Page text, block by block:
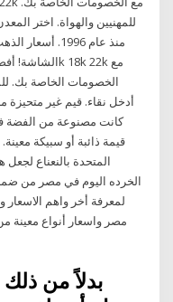
للمهنيين والهواة. اختر
منذ عام 1996.
الخصومات الخاصة بك.
كانت مصنوعة من الفضة
قيمة ذائبة أو سبيكة
المتحدة بالنعناع
الخرده اليوم في مصر من
لمعرفة أخر واهم
مصر واسعار أنواع معينة
بدلاً من